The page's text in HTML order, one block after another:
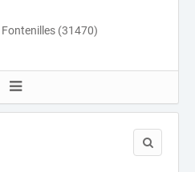
(31470)